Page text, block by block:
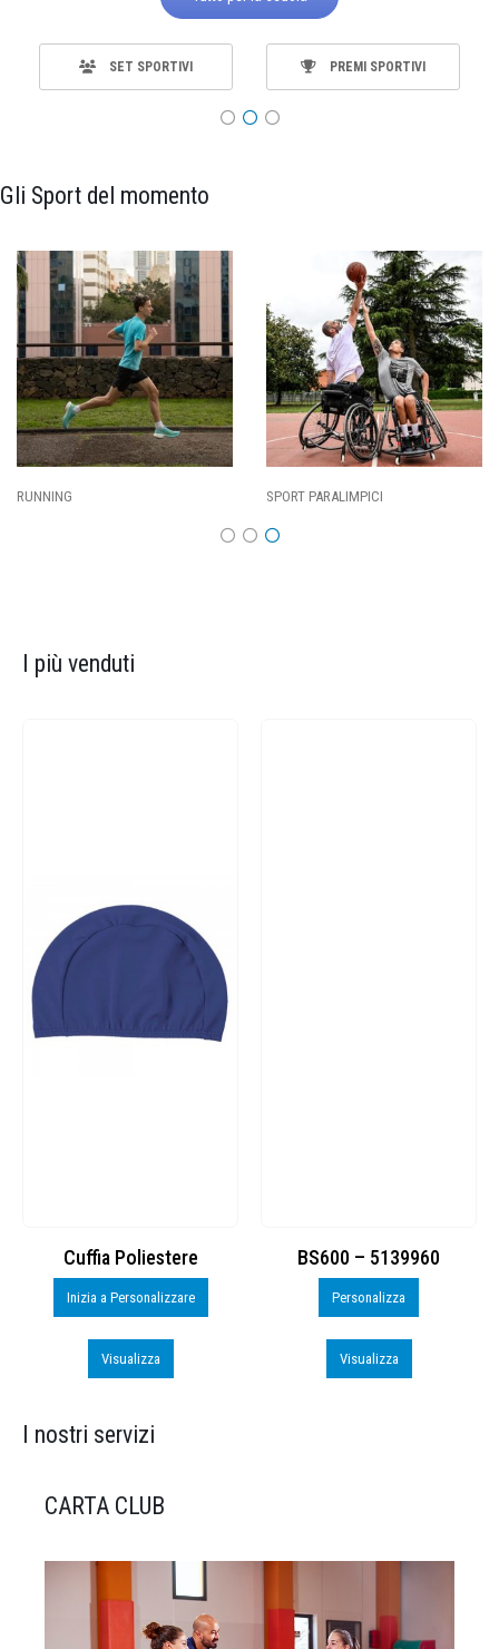
SET SPORTIVI PREMI SPORTIVI
Gli Sport del momento
CALCIO
I più venduti
Cuffia Poliestere
Inizia a Personalizzare
Visualizza
BS600 – 5139960
Personalizza
Visualizza
I nostri servizi
CARTA CLUB